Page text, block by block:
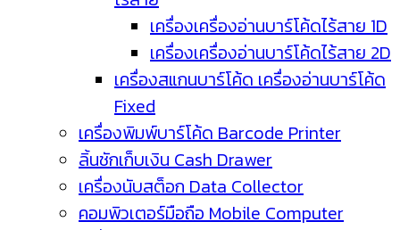
เครื่องเครื่องอ่านบาร์โค้ดไร้สาย 1D
เครื่องเครื่องอ่านบาร์โค้ดไร้สาย 2D
เครื่องสแกนบาร์โค้ด เครื่องอ่านบาร์โค้ด
Fixed
เครื่องพิมพ์บาร์โค้ด Barcode Printer
ลิ้นชักเก็บเงิน Cash Drawer
เครื่องนับสต็อก Data Collector
คอมพิวเตอร์มือถือ Mobile Computer